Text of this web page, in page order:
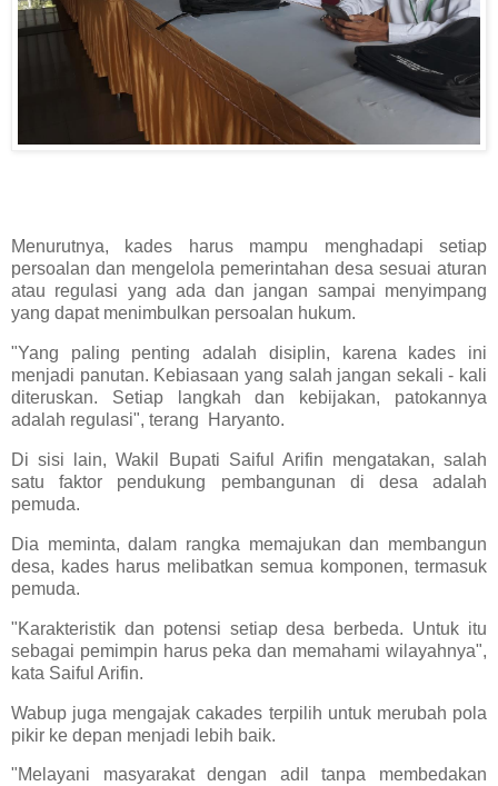
Menurutnya, kades harus mampu menghadapi setiap
persoalan dan mengelola pemerintahan desa sesuai aturan
atau regulasi yang ada dan jangan sampai menyimpang
yang dapat menimbulkan persoalan hukum.
"Yang paling penting adalah disiplin, karena kades ini
menjadi panutan. Kebiasaan yang salah jangan sekali - kali
diteruskan. Setiap langkah dan kebijakan, patokannya
adalah regulasi", terang Haryanto.
Di sisi lain, Wakil Bupati Saiful Arifin mengatakan, salah
satu faktor pendukung pembangunan di desa adalah
pemuda.
Dia meminta, dalam rangka memajukan dan membangun
desa, kades harus melibatkan semua komponen, termasuk
pemuda.
"Karakteristik dan potensi setiap desa berbeda. Untuk itu
sebagai pemimpin harus peka dan memahami wilayahnya",
kata Saiful Arifin.
Wabup juga mengajak cakades terpilih untuk merubah pola
pikir ke depan menjadi lebih baik.
"Melayani masyarakat dengan adil tanpa membedakan